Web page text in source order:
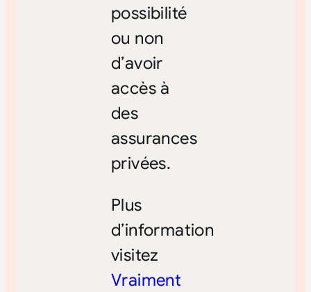
possibilité
ou non
d’avoir
accès à
des
assurances
privées.
Plus
d’information
visitez
Vraiment